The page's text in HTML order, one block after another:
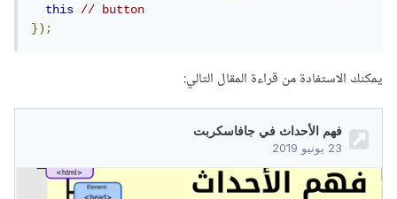
this
// button
});
يمكنك الاستفادة من قراءة المقال التالي: